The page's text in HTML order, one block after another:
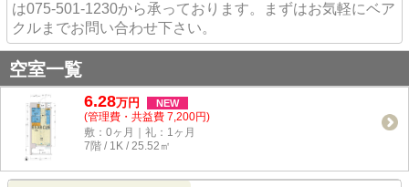
は075-501-1230から承っております。まずはお気軽にベア
クルまでお問い合わせ下さい。
空室一覧
6.28万円 NEW
(管理費・共益費 7,200円)
敷：0ヶ月｜礼：1ヶ月
7階 / 1K / 25.52㎡